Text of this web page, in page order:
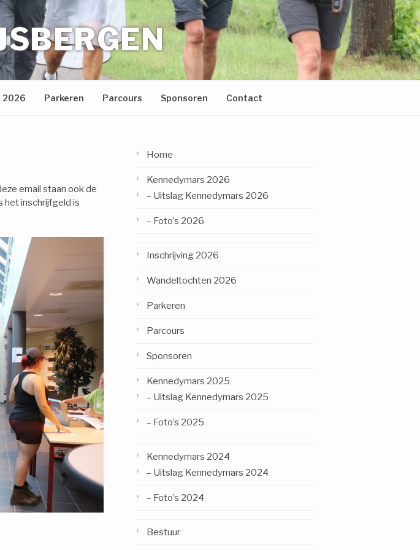
2026 Parkeren Parcours Sponsoren Contact
email staan ook de
het inschrijfgeld is
Home
Kennedymars 2026
– Uitslag Kennedymars 2026
– Foto’s 2026
Inschrijving 2026
Wandeltochten 2026
Parkeren
Parcours
Sponsoren
Kennedymars 2025
– Uitslag Kennedymars 2025
– Foto’s 2025
Kennedymars 2024
– Uitslag Kennedymars 2024
– Foto’s 2024
Bestuur